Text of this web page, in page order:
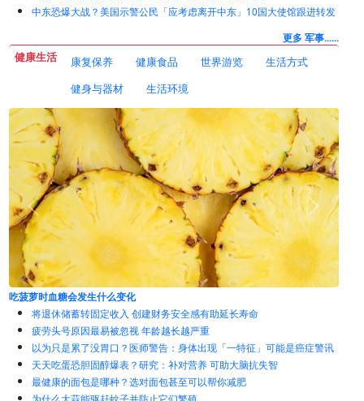
乌克兰无人机抵达俄罗斯萨马拉地区的Wildberries仓库
更多 军事......
每天吃蓝莓时，你的身体会发生什么
将退休储蓄转固定收入 创建财务安全感有助延长寿命
疲劳头号原因最易被忽视 年龄越长越严重
以为只是累了没胃口？医师警告：身体出现「一特征」可能是癌症警讯
天天吃蛋恐胆固醇爆表？研究：补对营养 可助大脑抗失智
最健康的面包是哪种？选对面包甚至可以帮你减肥